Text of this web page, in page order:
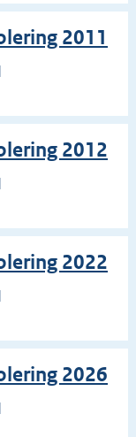
2011
2012
2022
2026